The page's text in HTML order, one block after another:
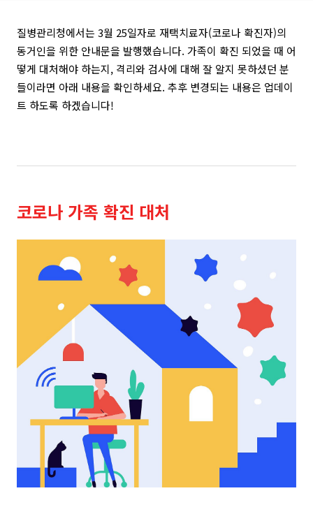
질병관리청에서는 3월 25일자로 재택치료자(코로나 확진자)의
동거인을 위한 안내문을 발행했습니다. 가족이 확진 되었을 때 어
떻게 대처해야 하는지, 격리와 검사에 대해 잘 알지 못하셨던 분
들이라면 아래 내용을 확인하세요. 추후 변경되는 내용은 업데이
트 하도록 하겠습니다!
코로나 가족 확진 대처